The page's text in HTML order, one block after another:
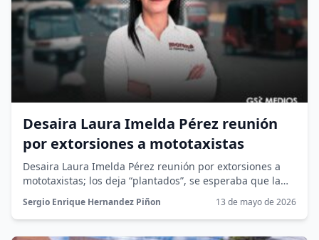
Desaira Laura Imelda Pérez reunión
por extorsiones a mototaxistas
Desaira Laura Imelda Pérez reunión por extorsiones a
mototaxistas; los deja “plantados”, se esperaba que la
alcaldesa de Tlaquepaque respondiera...
Sergio Enrique Hernandez Piñon 13 de mayo de 2026